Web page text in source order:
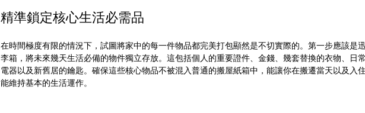
精準鎖定核心生活必需品
在時間極度有限的情況下，試圖將家中的每一件物品都完美打包顯然是不切實際的。第一步應該是
李箱，將未來幾天生活必備的物件獨立存放。這包括個人的重要證件、金錢、幾套替換的衣物、日
電器以及新舊居的鑰匙。確保這些核心物品不被混入普通的搬屋紙箱中，能讓你在搬遷當天以及入
能維持基本的生活運作。